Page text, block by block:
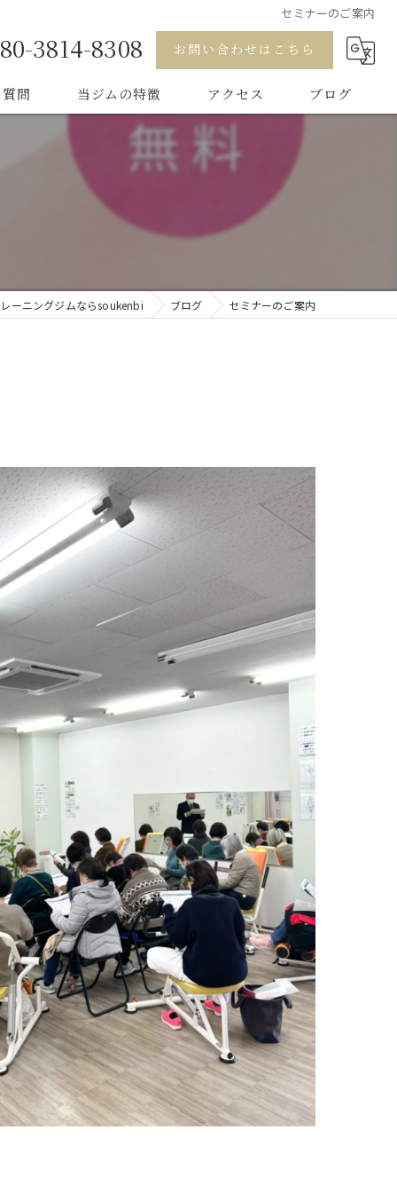
セミナーのご案内
3814-8308 お問い合わせはこちら
問 当ジムの特徴
ダイエット
健康
アクセス ブログ
ーニングジムならsoukenbi ブログ セミナーのご案内